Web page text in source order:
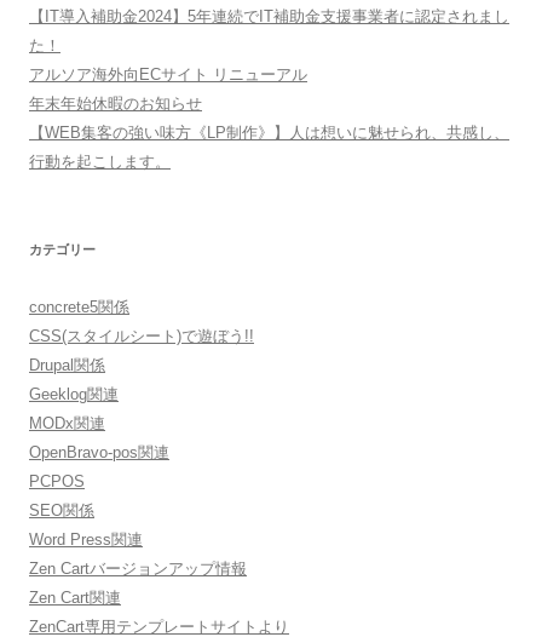
【IT導入補助金2024】5年連続でIT補助金支援事業者に認定されまし
た！
アルソア海外向ECサイト リニューアル
年末年始休暇のお知らせ
【WEB集客の強い味方《LP制作》】人は想いに魅せられ、共感し、
行動を起こします。
カテゴリー
concrete5関係
CSS(スタイルシート)で遊ぼう!!
Drupal関係
Geeklog関連
MODx関連
OpenBravo-pos関連
PCPOS
SEO関係
Word Press関連
Zen Cartバージョンアップ情報
Zen Cart関連
ZenCart専用テンプレートサイトより